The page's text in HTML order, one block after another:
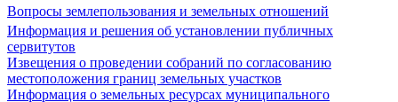
Вопросы землепользования и земельных отношений
Информация и решения об установлении публичных
сервитутов
Извещения о проведении собраний по согласованию
местоположения границ земельных участков
Информация о земельных ресурсах муниципального